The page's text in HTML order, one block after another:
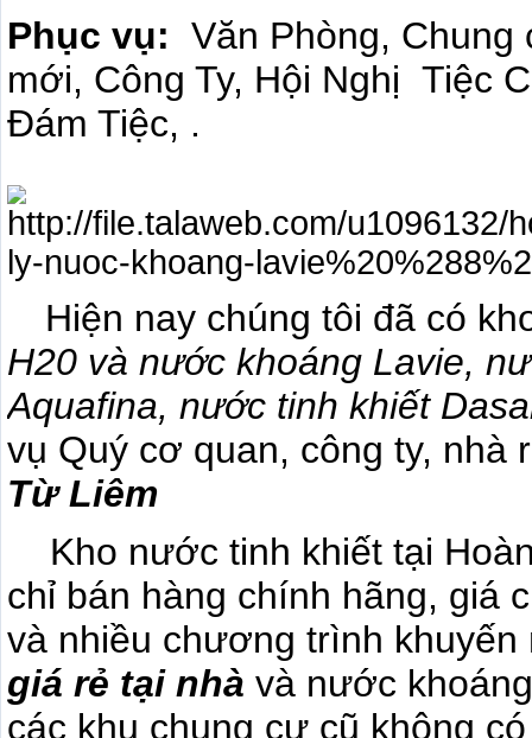
Phục vụ: Văn Phòng,
mới, Công Ty, Hội Nghị Tiệc
Đám Tiệc, .
Hiện nay chúng tôi đã có
H20 và nước khoáng Lavie,
Aquafina, nước tinh khiết
vụ Quý cơ quan, công ty, nhà
Từ Liêm
Kho nước tinh khiết tại
chỉ bán hàng chính hãng, giá
và nhiều chương trình
giá rẻ tại nhà và nước
các khu chung cư cũ không